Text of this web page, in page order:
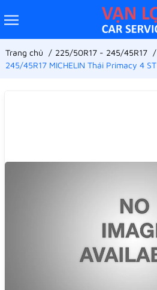
Trang chủ
225/50R17 - 245/45R17
245/45R17 MICHELIN Thái Primacy 4 ST